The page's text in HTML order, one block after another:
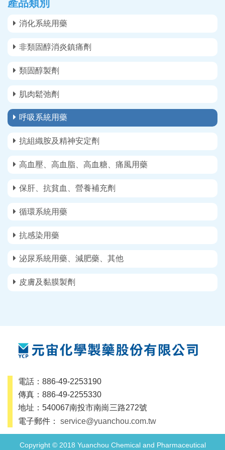
產品類別
消化系統用藥
非類固醇消炎鎮痛劑
類固醇製劑
肌肉鬆弛劑
呼吸系統用藥
抗組織胺及精神安定劑
高血壓、高血脂、高血糖、痛風用藥
保肝、抗貧血、營養補充劑
循環系統用藥
抗感染用藥
泌尿系統用藥、減肥藥、其他
皮膚及黏膜製劑
電話：886-49-2253190
傳真：886-49-2255330
地址：540067南投市南崗三路272號
電子郵件：service@yuanchou.com.tw
Copyright © 2018 Yuanchou Chemical and Pharmaceutical